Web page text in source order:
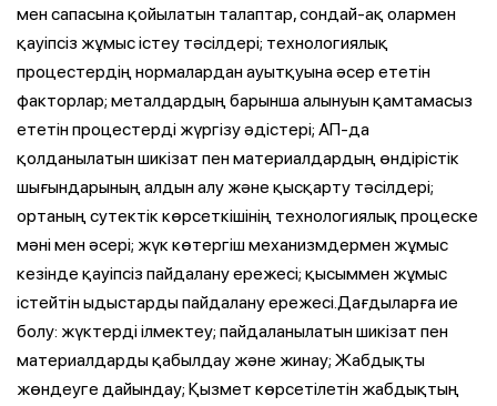
мен сапасына қойылатын талаптар, сондай-ақ олармен
қауіпсіз жұмыс істеу тәсілдері; технологиялық
процестердің нормалардан ауытқуына әсер ететін
факторлар; металдардың барынша алынуын қамтамасыз
ететін процестерді жүргізу әдістері; АП-да
қолданылатын шикізат пен материалдардың өндірістік
шығындарының алдын алу және қысқарту тәсілдері;
ортаның сутектік көрсеткішінің технологиялық процеске
мәні мен әсері; жүк көтергіш механизмдермен жұмыс
кезінде қауіпсіз пайдалану ережесі; қысыммен жұмыс
істейтін ыдыстарды пайдалану ережесі.Дағдыларға ие
болу: жүктерді ілмектеу; пайдаланылатын шикізат пен
материалдарды қабылдау және жинау; Жабдықты
жөндеуге дайындау; Қызмет көрсетілетін жабдықтың